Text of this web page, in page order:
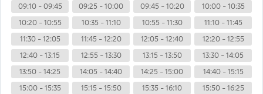
09:10 - 09:45
09:25 - 10:00 09:45 - 10:20
10:00 - 10:35
10:20 - 10:55
10:35 - 11:10 10:55 - 11:30
11:10 - 11:45
11:30 - 12:05
11:45 - 12:20 12:05 - 12:40
12:20 - 12:55
12:40 - 13:15
12:55 - 13:30 13:15 - 13:50
13:30 - 14:05
13:50 - 14:25
14:05 - 14:40 14:25 - 15:00
14:40 - 15:15
15:00 - 15:35
15:15 - 15:50 15:35 - 16:10
15:50 - 16:25